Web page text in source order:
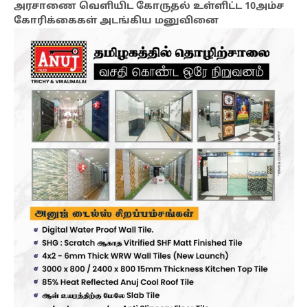
அரசாணை வெளியிட கோருதல் உள்ளிட்ட 10அம்ச
கோரிக்கைகள் அடங்கிய மனுவினை